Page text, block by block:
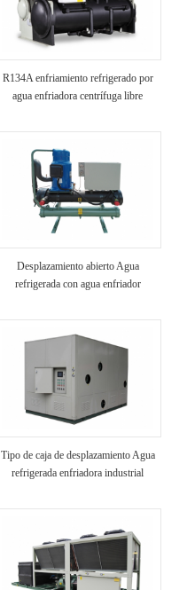
R134A enfriamiento refrigerado por
agua enfriadora centrífuga libre
Desplazamiento abierto Agua
refrigerada con agua enfriador
Tipo de caja de desplazamiento Agua
refrigerada enfriadora industrial